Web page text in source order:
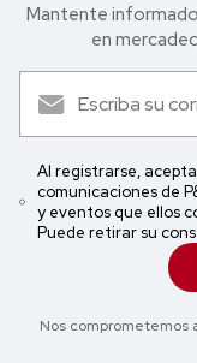
Mantente
en
Al registrarse,
comunicaciones de
y eventos que ellos
Puede retirar su
Nos comprometemos